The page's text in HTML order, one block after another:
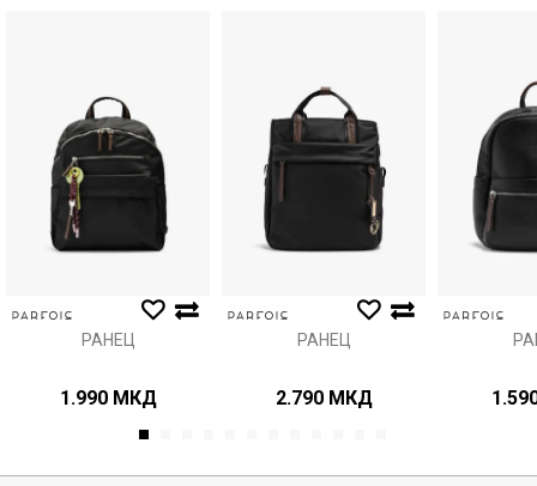
Анти спам заштита - пресметајте колку е 4 + 1 :
РАНЕЦ
1.990 МКД
РАНЕЦ
2.790 МКД
1